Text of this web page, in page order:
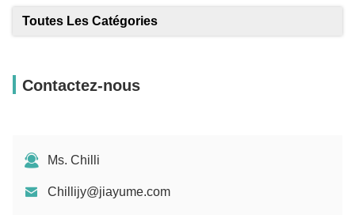
Toutes Les Catégories
Contactez-nous
Ms. Chilli
Chillijy@jiayume.com